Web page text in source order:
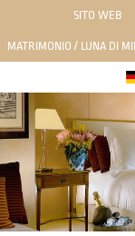
SITO WEB
MATRIMONIO / LUNA DI